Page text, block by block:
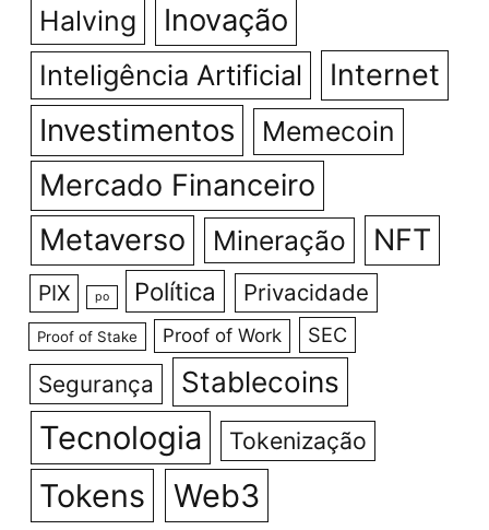
Halving Inovação
Inteligência Artificial Internet
Investimentos Memecoin
Mercado Financeiro
Metaverso
Mineração NFT
PIX po Política Privacidade
Proof of Stake Proof of Work SEC
Segurança Stablecoins
Tecnologia Tokenização
Tokens Web3